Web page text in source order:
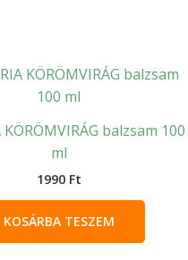
KÖRÖMVIRÁG balzsam 100
ml
1990 Ft
KOSÁRBA TESZEM